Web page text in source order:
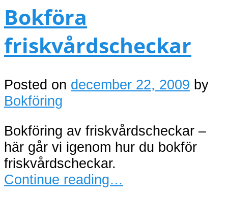
Bokföra
friskvårdscheckar
Posted on december 22, 2009 by
Bokföring
Bokföring av friskvårdscheckar –
här går vi igenom hur du bokför
friskvårdscheckar.
Continue reading…